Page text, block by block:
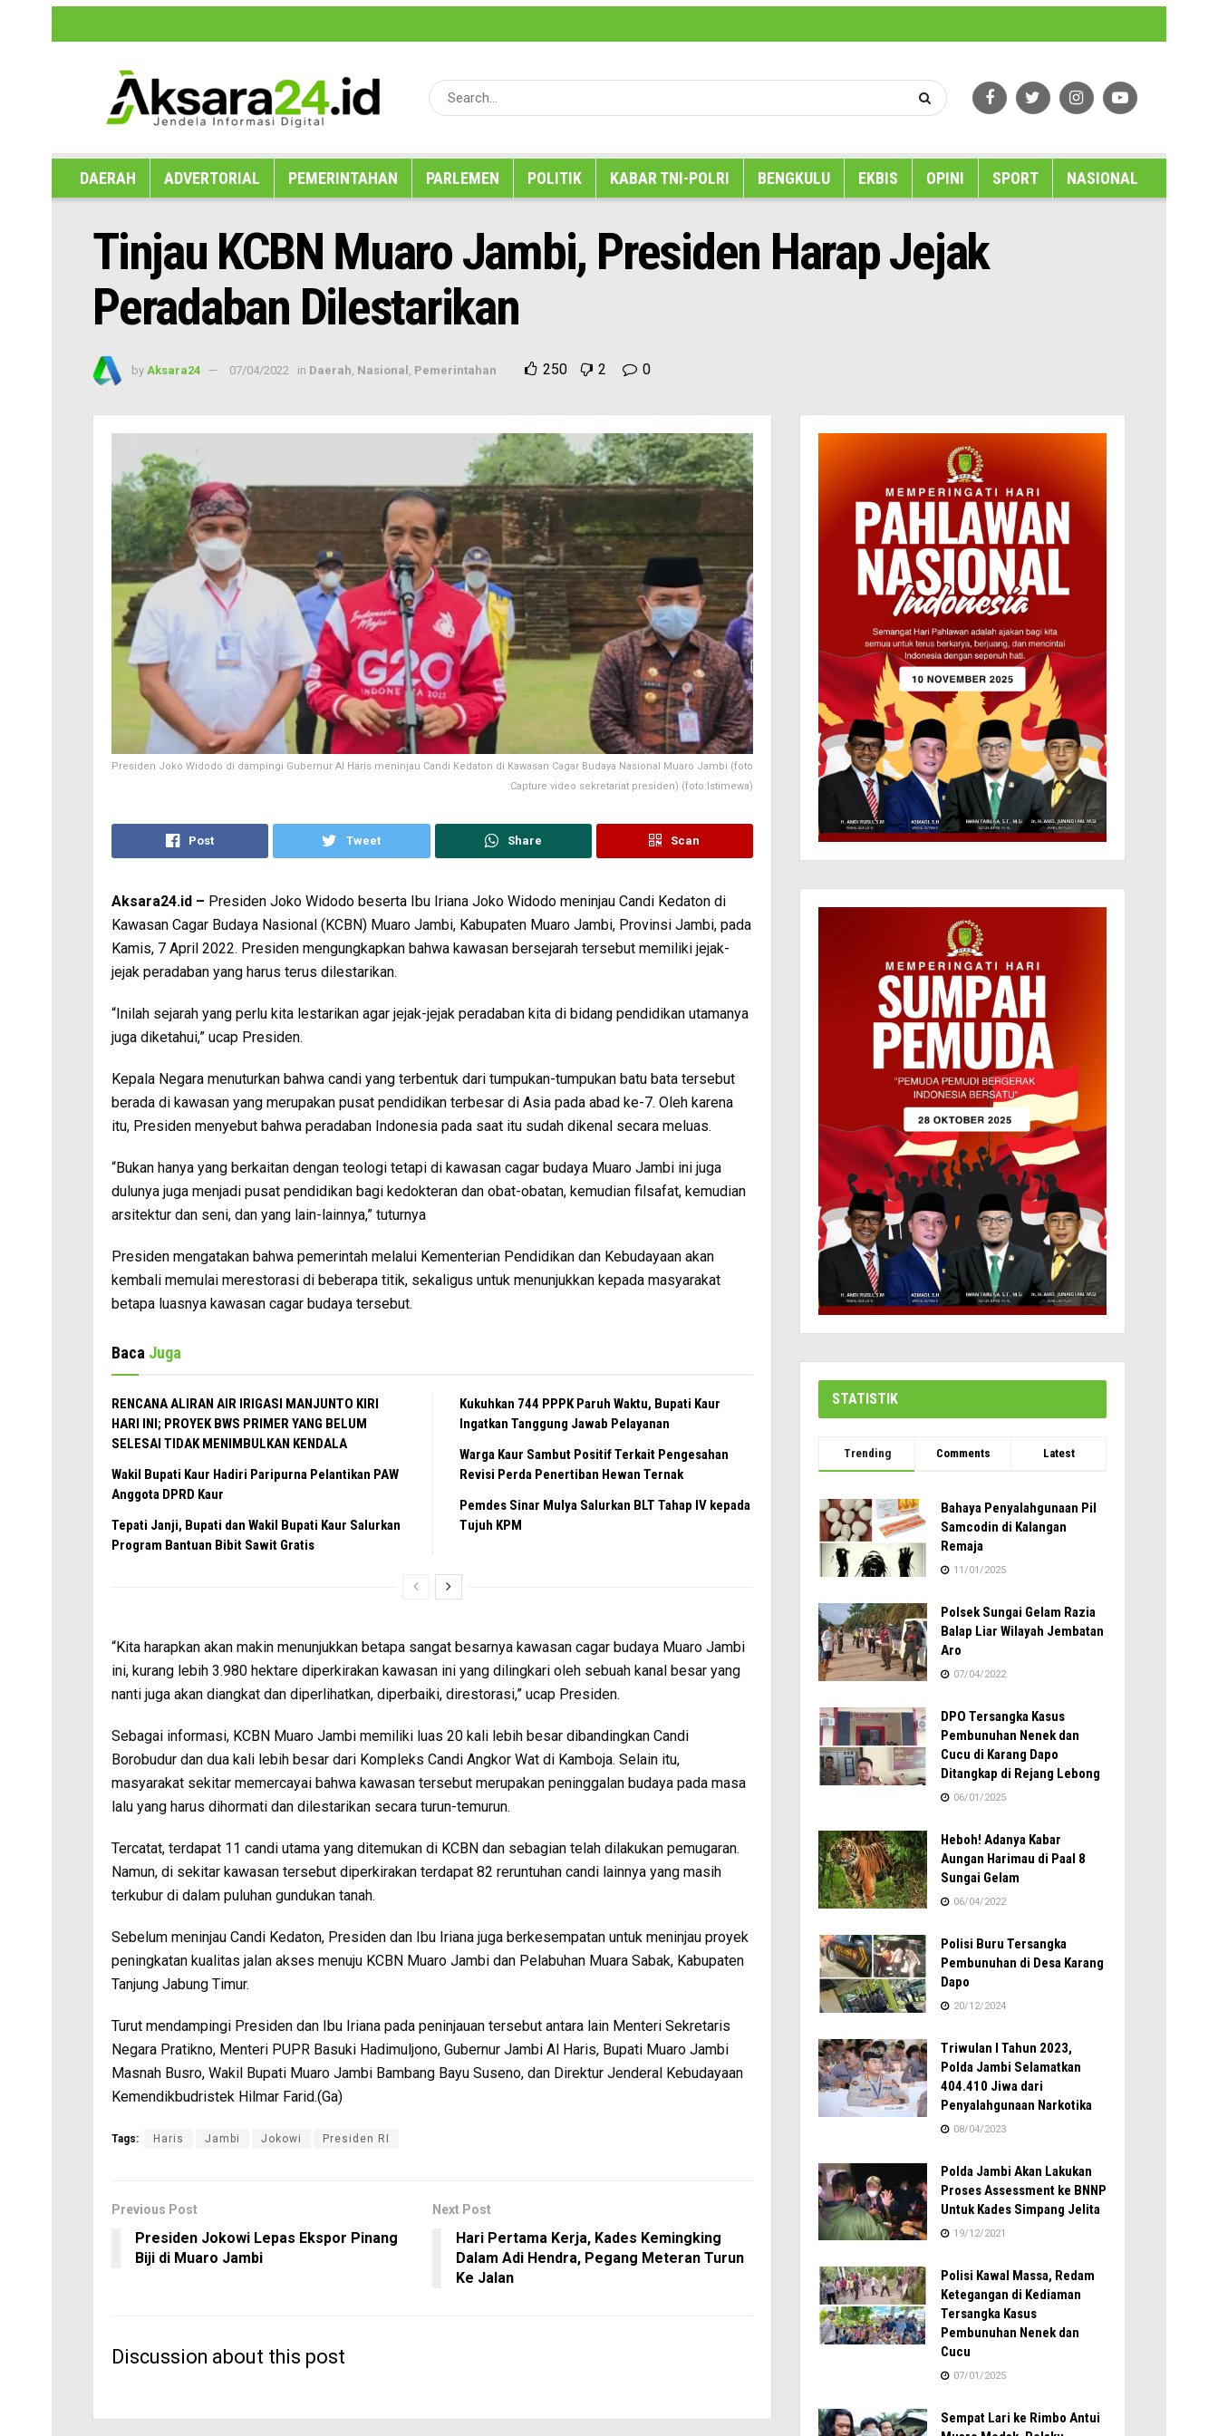
DAERAH ADVERTORIAL PEMERINTAHAN PARLEMEN POLITIK KABAR TNI-POLRI BENGKULU EKBIS OPINI SPORT NASIONAL
Tinjau KCBN Muaro Jambi, Presiden Harap Jejak
Peradaban Dilestarikan
by Aksara24 07/04/2022 in Daerah, Nasional , Pemerintahan 250 2 0
Presiden Joko Widodo di dampingi Gubernur Al Haris meninjau Candi Kedaton di Kawasan Cagar Budaya Nasional Muaro Jambi (foto
:Capture video sekretariat presiden) (foto:Istimewa)
Post Tweet Share Scan
Aksara24.id – Presiden Joko Widodo beserta Ibu Iriana Joko Widodo meninjau Candi Kedaton di
Kawasan Cagar Budaya Nasional (KCBN) Muaro Jambi, Kabupaten Muaro Jambi, Provinsi Jambi, pada
Kamis, 7 April 2022. Presiden mengungkapkan bahwa kawasan bersejarah tersebut memiliki jejak-
jejak peradaban yang harus terus dilestarikan.
“Inilah sejarah yang perlu kita lestarikan agar jejak-jejak peradaban kita di bidang pendidikan utamanya
juga diketahui,” ucap Presiden.
Kepala Negara menuturkan bahwa candi yang terbentuk dari tumpukan-tumpukan batu bata tersebut
berada di kawasan yang merupakan pusat pendidikan terbesar di Asia pada abad ke-7. Oleh karena
itu, Presiden menyebut bahwa peradaban Indonesia pada saat itu sudah dikenal secara meluas.
“Bukan hanya yang berkaitan dengan teologi tetapi di kawasan cagar budaya Muaro Jambi ini juga
dulunya juga menjadi pusat pendidikan bagi kedokteran dan obat-obatan, kemudian filsafat, kemudian
arsitektur dan seni, dan yang lain-lainnya,” tuturnya
Presiden mengatakan bahwa pemerintah melalui Kementerian Pendidikan dan Kebudayaan akan
kembali memulai merestorasi di beberapa titik, sekaligus untuk menunjukkan kepada masyarakat
betapa luasnya kawasan cagar budaya tersebut.
Baca Juga
RENCANA ALIRAN AIR IRIGASI MANJUNTO KIRI
HARI INI; PROYEK BWS PRIMER YANG BELUM
SELESAI TIDAK MENIMBULKAN KENDALA
Wakil Bupati Kaur Hadiri Paripurna Pelantikan PAW
Anggota DPRD Kaur
Tepati Janji, Bupati dan Wakil Bupati Kaur Salurkan
Program Bantuan Bibit Sawit Gratis
Kukuhkan 744 PPPK Paruh Waktu, Bupati Kaur
Ingatkan Tanggung Jawab Pelayanan
Warga Kaur Sambut Positif Terkait Pengesahan
Revisi Perda Penertiban Hewan Ternak
Pemdes Sinar Mulya Salurkan BLT Tahap IV kepada
Tujuh KPM
“Kita harapkan akan makin menunjukkan betapa sangat besarnya kawasan cagar budaya Muaro Jambi
ini, kurang lebih 3.980 hektare diperkirakan kawasan ini yang dilingkari oleh sebuah kanal besar yang
nanti juga akan diangkat dan diperlihatkan, diperbaiki, direstorasi,” ucap Presiden.
Sebagai informasi, KCBN Muaro Jambi memiliki luas 20 kali lebih besar dibandingkan Candi
Borobudur dan dua kali lebih besar dari Kompleks Candi Angkor Wat di Kamboja. Selain itu,
masyarakat sekitar memercayai bahwa kawasan tersebut merupakan peninggalan budaya pada masa
lalu yang harus dihormati dan dilestarikan secara turun-temurun.
Tercatat, terdapat 11 candi utama yang ditemukan di KCBN dan sebagian telah dilakukan pemugaran.
Namun, di sekitar kawasan tersebut diperkirakan terdapat 82 reruntuhan candi lainnya yang masih
terkubur di dalam puluhan gundukan tanah.
Sebelum meninjau Candi Kedaton, Presiden dan Ibu Iriana juga berkesempatan untuk meninjau proyek
peningkatan kualitas jalan akses menuju KCBN Muaro Jambi dan Pelabuhan Muara Sabak, Kabupaten
Tanjung Jabung Timur.
Turut mendampingi Presiden dan Ibu Iriana pada peninjauan tersebut antara lain Menteri Sekretaris
Negara Pratikno, Menteri PUPR Basuki Hadimuljono, Gubernur Jambi Al Haris, Bupati Muaro Jambi
Masnah Busro, Wakil Bupati Muaro Jambi Bambang Bayu Suseno, dan Direktur Jenderal Kebudayaan
Kemendikbudristek Hilmar Farid.(Ga)
Tags: Haris Jambi Jokowi Presiden RI
Previous Post
Presiden Jokowi Lepas Ekspor Pinang
Biji di Muaro Jambi
Next Post
Hari Pertama Kerja, Kades Kemingking
Dalam Adi Hendra, Pegang Meteran Turun
Ke Jalan
Discussion about this post
STATISTIK
Trending Comments Latest
Bahaya Penyalahgunaan Pil
Samcodin di Kalangan
Remaja
11/01/2025
Polsek Sungai Gelam Razia
Balap Liar Wilayah Jembatan
Aro
07/04/2022
DPO Tersangka Kasus
Pembunuhan Nenek dan
Cucu di Karang Dapo
Ditangkap di Rejang Lebong
06/01/2025
Heboh! Adanya Kabar
Aungan Harimau di Paal 8
Sungai Gelam
06/04/2022
Polisi Buru Tersangka
Pembunuhan di Desa Karang
Dapo
20/12/2024
Triwulan I Tahun 2023,
Polda Jambi Selamatkan
404.410 Jiwa dari
Penyalahgunaan Narkotika
08/04/2023
Polda Jambi Akan Lakukan
Proses Assessment ke BNNP
Untuk Kades Simpang Jelita
19/12/2021
Polisi Kawal Massa, Redam
Ketegangan di Kediaman
Tersangka Kasus
Pembunuhan Nenek dan
Cucu
07/01/2025
Sempat Lari ke Rimbo Antui